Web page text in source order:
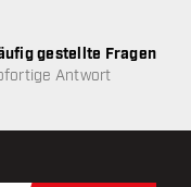
gestellte Fragen
Antwort